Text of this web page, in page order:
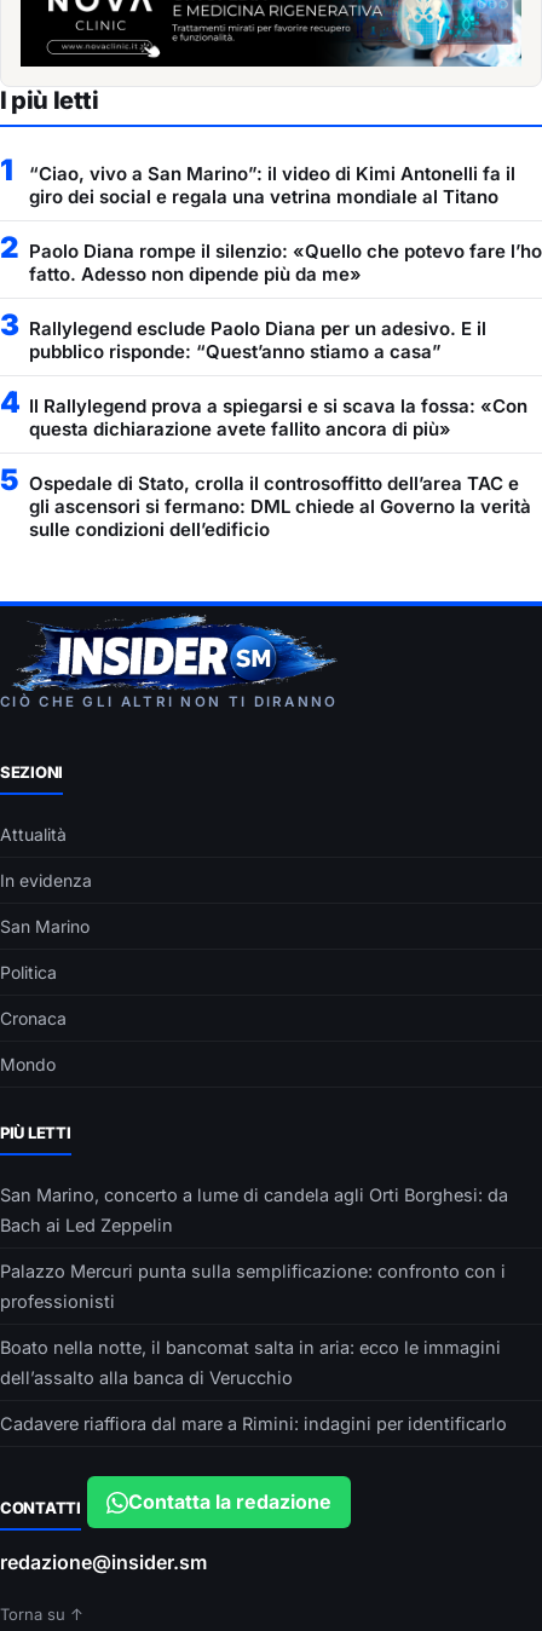
I più letti
1
“Ciao, vivo a San Marino”: il video di Kimi Antonelli fa il
giro dei social e regala una vetrina mondiale al Titano
2 Paolo Diana rompe il silenzio: «Quello che potevo fare l’ho
fatto. Adesso non dipende più da me»
3 Rallylegend esclude Paolo Diana per un adesivo. E il
pubblico risponde: “Quest’anno stiamo a casa”
4 Il Rallylegend prova a spiegarsi e si scava la fossa: «Con
questa dichiarazione avete fallito ancora di più»
5 Ospedale di Stato, crolla il controsoffitto dell’area TAC e
gli ascensori si fermano: DML chiede al Governo la verità
sulle condizioni dell’edificio
CIÒ CHE GLI ALTRI NON TI DIRANNO
SEZIONI
Attualità
In evidenza
San Marino
Politica
Cronaca
Mondo
PIÙ LETTI
San Marino, concerto a lume di candela agli Orti Borghesi: da
Bach ai Led Zeppelin
Palazzo Mercuri punta sulla semplificazione: confronto con i
professionisti
Boato nella notte, il bancomat salta in aria: ecco le immagini
dell’assalto alla banca di Verucchio
Cadavere riaffiora dal mare a Rimini: indagini per identificarlo
CONTATTI Contatta la redazione
redazione@insider.sm
Torna su ↑